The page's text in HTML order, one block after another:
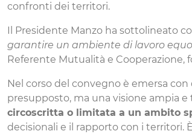
confronti dei territori.
Il Presidente Manzo ha sottolineato
garantire un ambiente di lavoro
Referente Mutualità e Cooperazione,
Nel corso del convegno è emersa
presupposto, ma una visione ampia
circoscritta o limitata a un ambito
decisionali e il rapporto con i territori.